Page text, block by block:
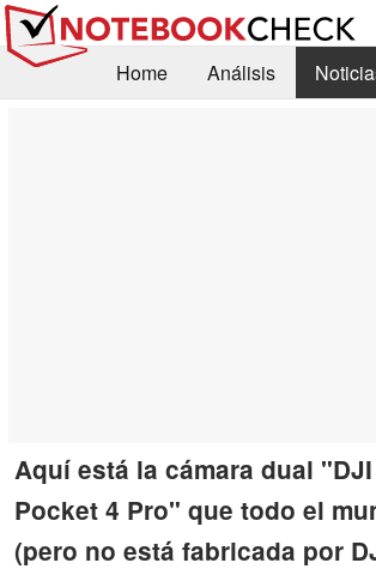
Home Análisis
Aquí está la cámara dual
Pocket 4 Pro" que todo el
(pero no está fabricada por